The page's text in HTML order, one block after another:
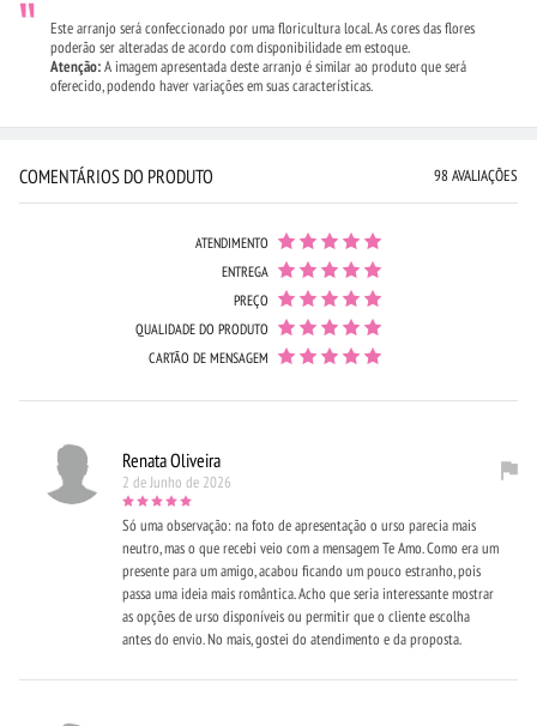
Este arranjo será confeccionado por uma floricultura local. As cores das flores
poderão ser alteradas de acordo com disponibilidade em estoque.
Atenção:A imagem apresentada deste arranjo é similar ao produto que será
oferecido, podendo haver variações em suas características.
COMENTÁRIOS DO PRODUTO 98 AVALIAÇÕES
ATENDIMENTO
ENTREGA
PREÇO
QUALIDADE DO PRODUTO
CARTÃO DE MENSAGEM
Renata Oliveira
2 de Junho de 2026
Só uma observação: na foto de apresentação o urso parecia mais
neutro, mas o que recebi veio com a mensagem Te Amo. Como era um
presente para um amigo, acabou ficando um pouco estranho, pois
passa uma ideia mais romântica. Acho que seria interessante mostrar
as opções de urso disponíveis ou permitir que o cliente escolha
antes do envio. No mais, gostei do atendimento e da proposta.